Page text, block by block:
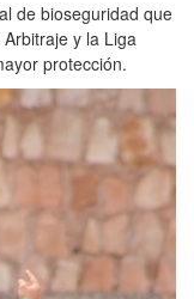
de bioseguridad que
y la Liga
protección.